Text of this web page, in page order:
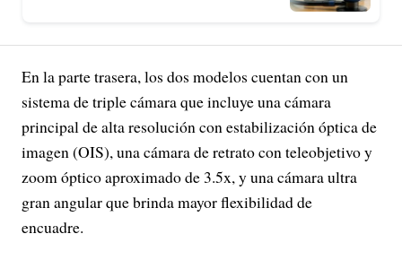
En la parte trasera, los dos modelos cuentan con un
sistema de triple cámara que incluye una cámara
principal de alta resolución con estabilización óptica de
imagen (OIS), una cámara de retrato con teleobjetivo y
zoom óptico aproximado de 3.5x, y una cámara ultra
gran angular que brinda mayor flexibilidad de
encuadre.